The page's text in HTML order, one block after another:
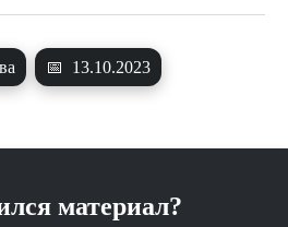
📅 13.10.2023
материал?